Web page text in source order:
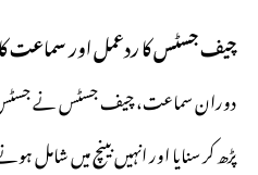
چیف جسٹس کا ردعمل اور سماعت کا
دوران سماعت، چیف جسٹس نے جسٹس
پڑھ کر سنایا اور انہیں بینچ میں